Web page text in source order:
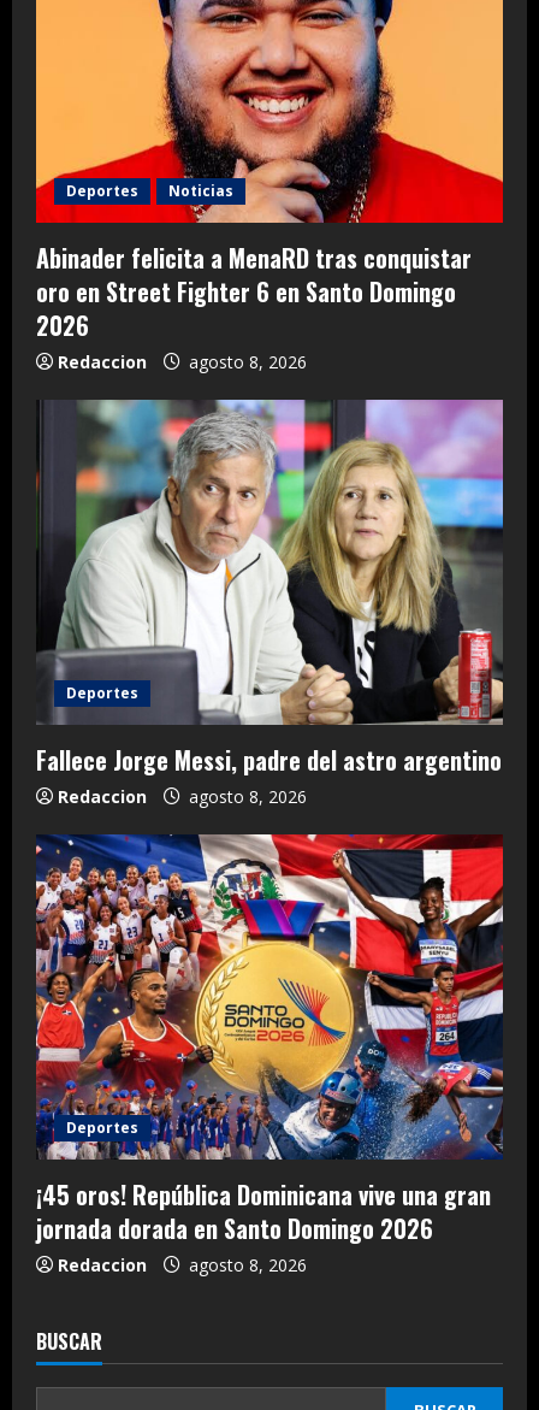
Deportes Noticias
Abinader felicita a MenaRD tras conquistar
oro en Street Fighter 6 en Santo Domingo
2026
Redaccion agosto 8, 2026
Deportes
Fallece Jorge Messi, padre del astro argentino
Redaccion agosto 8, 2026
Deportes
¡45 oros! República Dominicana vive una gran
jornada dorada en Santo Domingo 2026
Redaccion agosto 8, 2026
BUSCAR